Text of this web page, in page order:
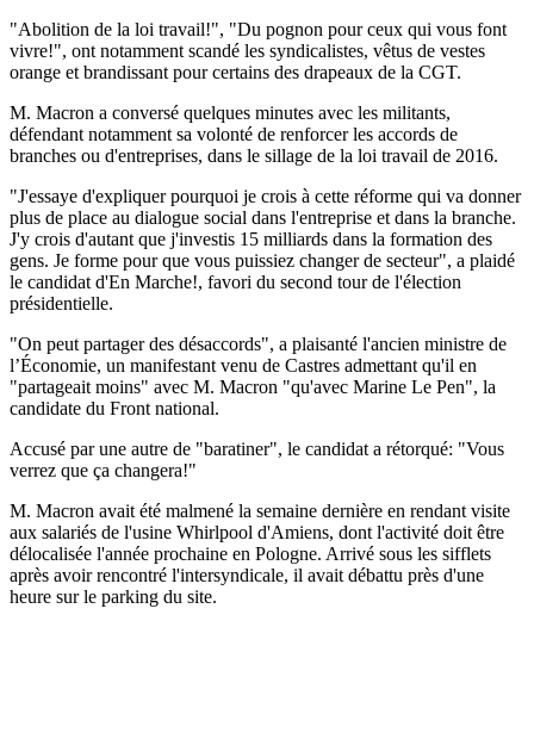
"Abolition de la loi travail!", "Du pognon pour ceux qui vous font
vivre!", ont notamment scandé les syndicalistes, vêtus de vestes
orange et brandissant pour certains des drapeaux de la CGT.
M. Macron a conversé quelques minutes avec les militants,
défendant notamment sa volonté de renforcer les accords de
branches ou d'entreprises, dans le sillage de la loi travail de 2016.
"J'essaye d'expliquer pourquoi je crois à cette réforme qui va donner
plus de place au dialogue social dans l'entreprise et dans la branche.
J'y crois d'autant que j'investis 15 milliards dans la formation des
gens. Je forme pour que vous puissiez changer de secteur", a plaidé
le candidat d'En Marche!, favori du second tour de l'élection
présidentielle.
"On peut partager des désaccords", a plaisanté l'ancien ministre de
l’Économie, un manifestant venu de Castres admettant qu'il en
"partageait moins" avec M. Macron "qu'avec Marine Le Pen", la
candidate du Front national.
Accusé par une autre de "baratiner", le candidat a rétorqué: "Vous
verrez que ça changera!"
M. Macron avait été malmené la semaine dernière en rendant visite
aux salariés de l'usine Whirlpool d'Amiens, dont l'activité doit être
délocalisée l'année prochaine en Pologne. Arrivé sous les sifflets
après avoir rencontré l'intersyndicale, il avait débattu près d'une
heure sur le parking du site.